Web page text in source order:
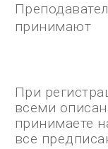
принимают
При
всеми
принимаете
все